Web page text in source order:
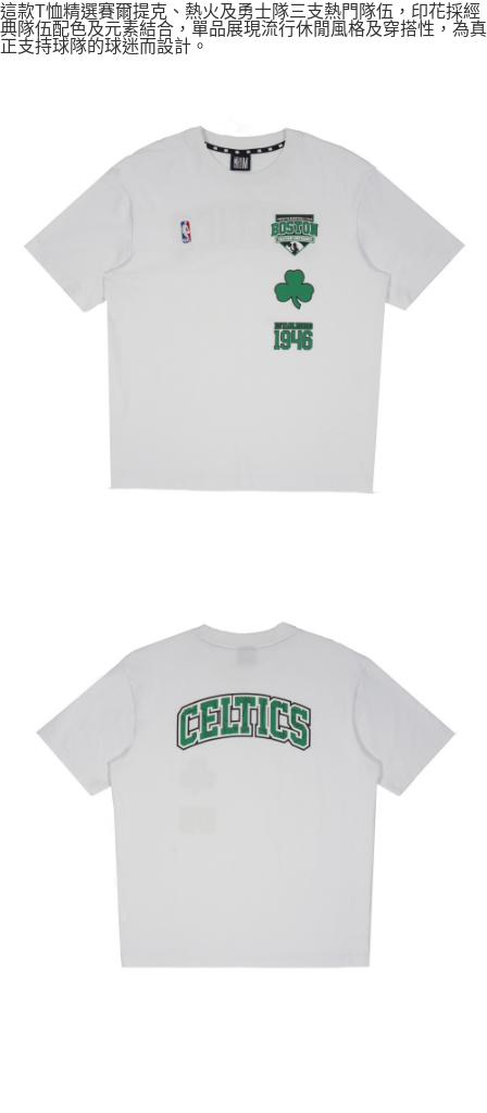
這款T恤精選賽爾提克、熱火及勇士隊三支熱門隊伍，印花採經
典隊伍配色及元素結合，單品展現流行休閒風格及穿搭性，為真
正支持球隊的球迷而設計。